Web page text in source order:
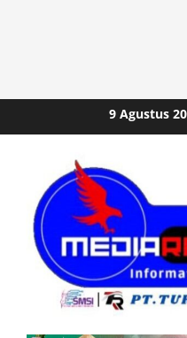
to
9 Agustus